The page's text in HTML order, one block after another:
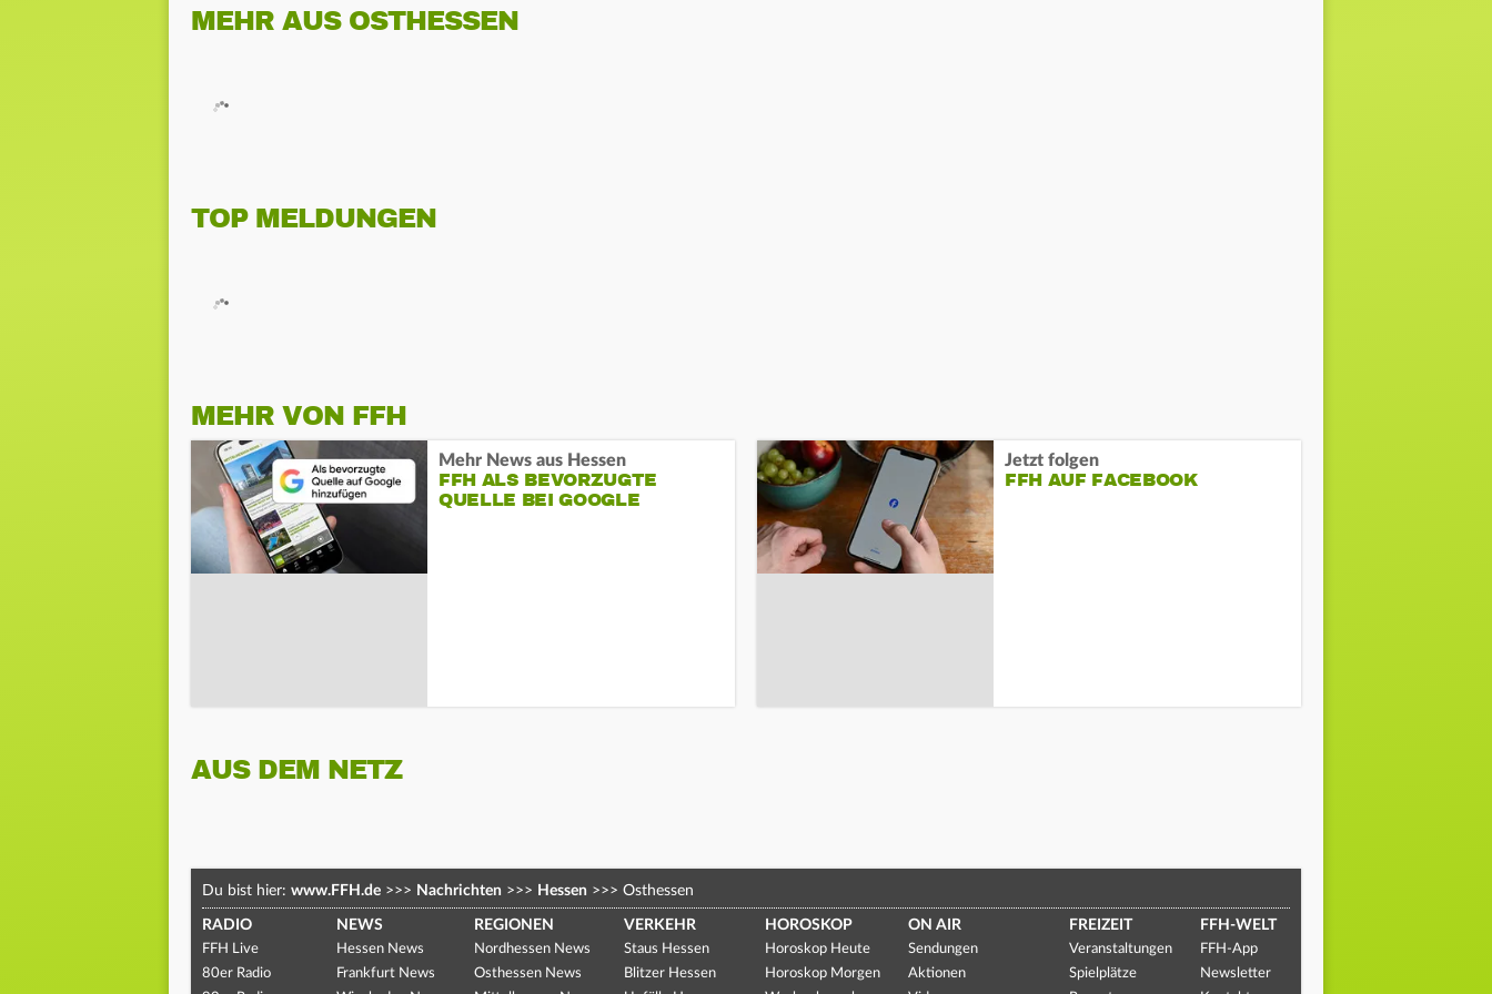
MEHR AUS OSTHESSEN
TOP MELDUNGEN
MEHR VON FFH
Mehr News aus Hessen
FFH ALS BEVORZUGTE
QUELLE BEI GOOGLE
Jetzt folgen
FFH AUF FACEBOOK
AUS DEM NETZ
Du bist hier: www.FFH.de >>> Nachrichten >>> Hessen >>> Osthessen
RADIO
FFH Live
80er Radio
NEWS
Hessen News
Frankfurt News
REGIONEN
Nordhessen News
Osthessen News
VERKEHR
Staus Hessen
Blitzer Hessen
HOROSKOP
Horoskop Heute
Horoskop Morgen
ON AIR
Sendungen
Aktionen
FREIZEIT
Veranstaltungen
Spielplätze
FFH-WELT
FFH-App
Newsletter